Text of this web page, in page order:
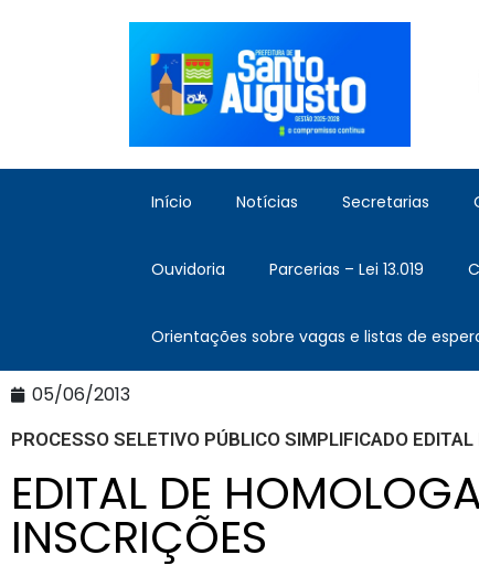
Início Notícias Secretarias
Ouvidoria Parcerias – Lei 13.019
Orientações sobre vagas e listas de
05/06/2013
PROCESSO SELETIVO PÚBLICO SIMPLIFICADO
EDITAL DE
INSCRIÇÕES